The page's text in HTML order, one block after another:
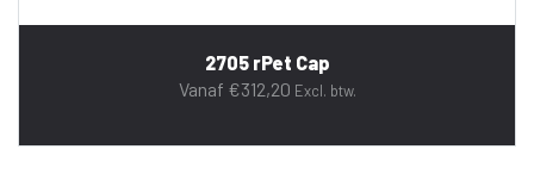
2705 rPet Cap
Vanaf €312,20 Excl. btw.